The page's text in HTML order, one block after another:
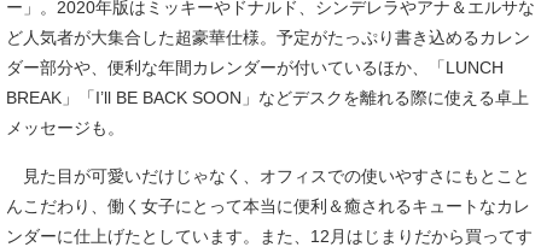
ー」。2020年版はミッキーやドナルド、シンデレラやアナ＆エルサな
ど人気者が大集合した超豪華仕様。予定がたっぷり書き込めるカレン
ダー部分や、便利な年間カレンダーが付いているほか、「LUNCH
BREAK」「I’ll BE BACK SOON」などデスクを離れる際に使える卓上
メッセージも。
見た目が可愛いだけじゃなく、オフィスでの使いやすさにもとこと
んこだわり、働く女子にとって本当に便利＆癒されるキュートなカレ
ンダーに仕上げたとしています。また、12月はじまりだから買ってす